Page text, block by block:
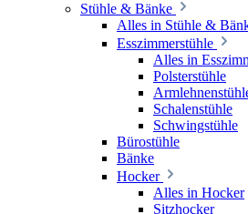
Stühle & Bänke
Alles in Stühle &
Esszimmerstühle
Alles in
Polsterstühle
Schalenstühle
Schwingstühle
Bürostühle
Bänke
Hocker
Alles in Hocker
Sitzhocker